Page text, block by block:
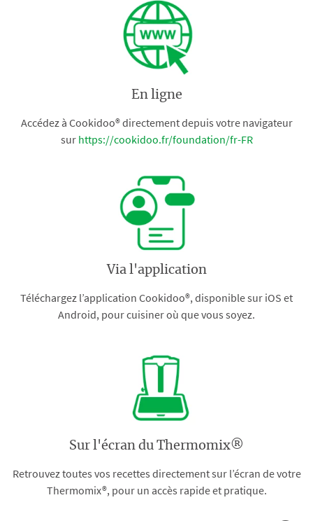
En ligne
Accédez à Cookidoo® directement depuis votre navigateur
sur https://cookidoo.fr/foundation/fr-FR
Via l'application
Téléchargez l’application Cookidoo®, disponible sur iOS et
Android, pour cuisiner où que vous soyez.
Sur l'écran du Thermomix®
Retrouvez toutes vos recettes directement sur l’écran de votre
Thermomix®, pour un accès rapide et pratique.